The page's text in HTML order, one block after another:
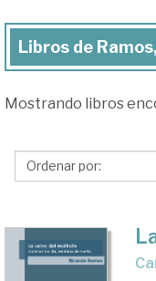
Libros
Ramos,
Libros de
Mostrando libros